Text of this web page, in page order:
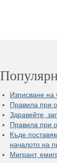
Изписване на
Правила при
Здравейте,
Правила при
Къде
началото на
Мигрант,